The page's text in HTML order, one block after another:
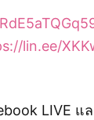
lin.ee/
LIVE แ